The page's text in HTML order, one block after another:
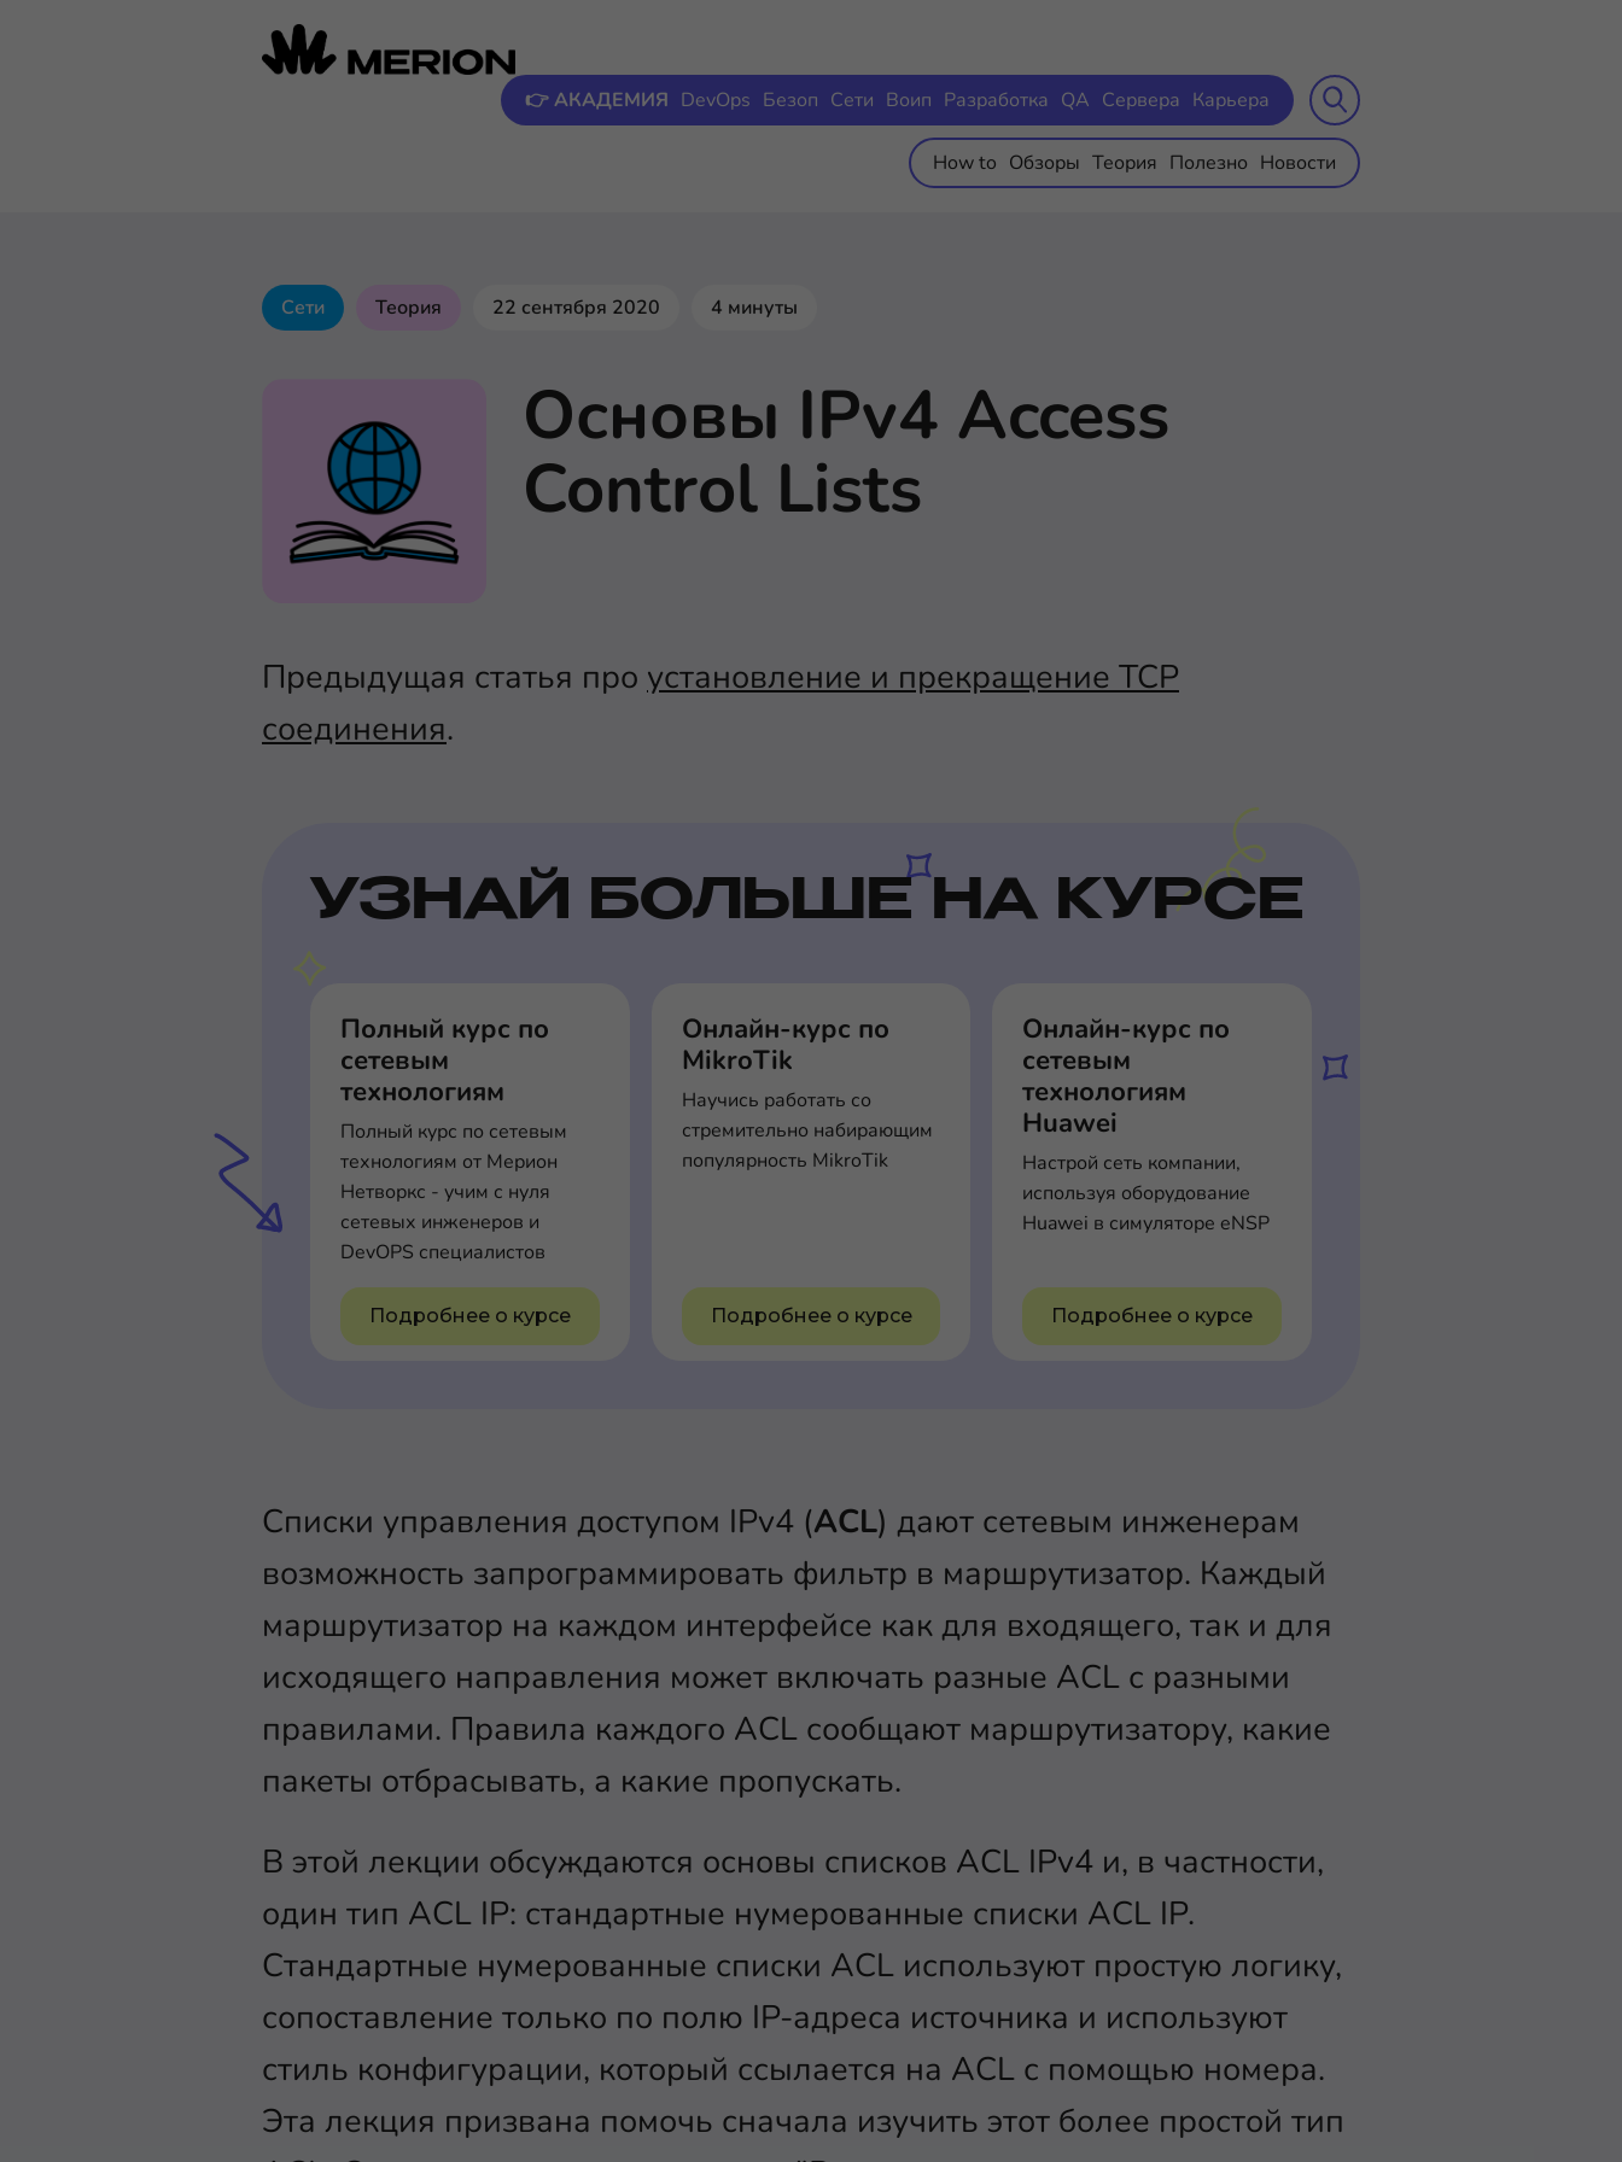
👉 АКАДЕМИЯ DevOps Безоп Сети Воип Разработка QA Сервера Карьера
How to Обзоры Теория Полезно Новости
Сети Теория 22 сентября 2020 4 минуты
Основы IPv4 Access
Control Lists
Предыдущая статья про установление и прекращение TCP
соединения.
УЗНАЙ БОЛЬШЕ НА КУРСЕ
Полный курс по
сетевым
технологиям
Полный курс по сетевым
технологиям от Мерион
Нетворкс - учим с нуля
сетевых инженеров и
DevOPS специалистов
Подробнее о курсе
Онлайн-курс по
MikroTik
Научись работать со
стремительно набирающим
популярность MikroTik
Подробнее о курсе
Онлайн-курс по
сетевым
технологиям
Huawei
Настрой сеть компании,
используя оборудование
Huawei в симуляторе eNSP
Подробнее о курсе
Списки управления доступом IPv4 (ACL) дают сетевым инженерам
возможность запрограммировать фильтр в маршрутизатор. Каждый
маршрутизатор на каждом интерфейсе как для входящего, так и для
исходящего направления может включать разные ACL с разными
правилами. Правила каждого ACL сообщают маршрутизатору, какие
пакеты отбрасывать, а какие пропускать.
В этой лекции обсуждаются основы списков ACL IPv4 и, в частности,
один тип ACL IP: стандартные нумерованные списки ACL IP.
Стандартные нумерованные списки ACL используют простую логику,
сопоставление только по полю IP-адреса источника и используют
стиль конфигурации, который ссылается на ACL с помощью номера.
Эта лекция призвана помочь сначала изучить этот более простой тип